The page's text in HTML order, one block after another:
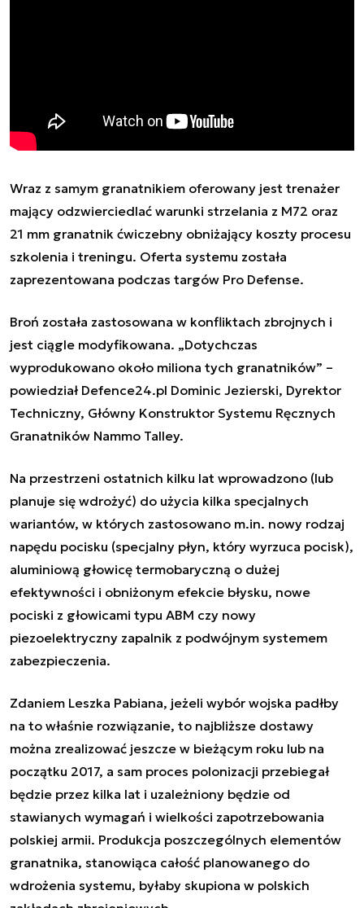
Wraz z samym granatnikiem oferowany jest trenażer
mający odzwierciedlać warunki strzelania z M72 oraz
21 mm granatnik ćwiczebny obniżający koszty procesu
szkolenia i treningu. Oferta systemu została
zaprezentowana podczas targów Pro Defense.
Broń została zastosowana w konfliktach zbrojnych i
jest ciągle modyfikowana. „Dotychczas
wyprodukowano około miliona tych granatników” –
powiedział Defence24.pl Dominic Jezierski, Dyrektor
Techniczny, Główny Konstruktor Systemu Ręcznych
Granatników Nammo Talley.
Na przestrzeni ostatnich kilku lat wprowadzono (lub
planuje się wdrożyć) do użycia kilka specjalnych
wariantów, w których zastosowano m.in. nowy rodzaj
napędu pocisku (specjalny płyn, który wyrzuca pocisk),
aluminiową głowicę termobaryczną o dużej
efektywności i obniżonym efekcie błysku, nowe
pociski z głowicami typu ABM czy nowy
piezoelektryczny zapalnik z podwójnym systemem
zabezpieczenia.
Zdaniem Leszka Pabiana, jeżeli wybór wojska padłby
na to właśnie rozwiązanie, to najbliższe dostawy
można zrealizować jeszcze w bieżącym roku lub na
początku 2017, a sam proces polonizacji przebiegał
będzie przez kilka lat i uzależniony będzie od
stawianych wymagań i wielkości zapotrzebowania
polskiej armii. Produkcja poszczególnych elementów
granatnika, stanowiąca całość planowanego do
wdrożenia systemu, byłaby skupiona w polskich